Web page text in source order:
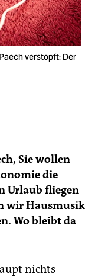
verstopft: Der
Sie wollen
die
Urlaub fliegen
wir Hausmusik
Wo bleibt da
nichts